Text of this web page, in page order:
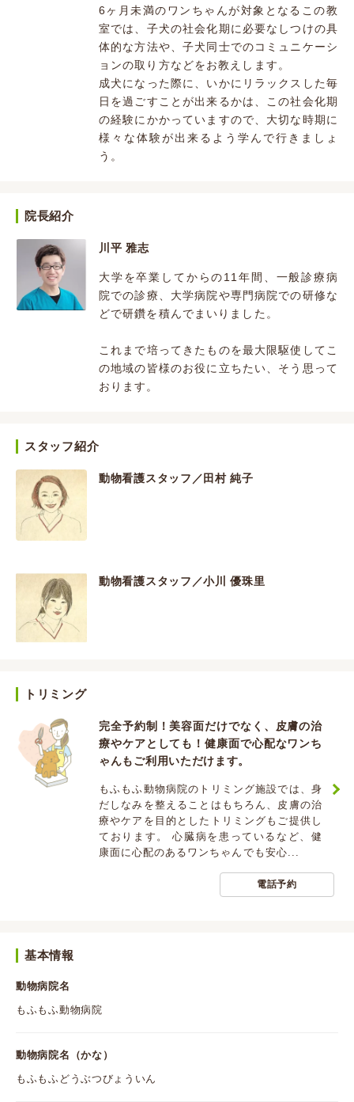
6ヶ月未満のワンちゃんが対象となるこの教
室では、子犬の社会化期に必要なしつけの具
体的な方法や、子犬同士でのコミュニケーシ
ョンの取り方などをお教えします。
成犬になった際に、いかにリラックスした毎
日を過ごすことが出来るかは、この社会化期
の経験にかかっていますので、大切な時期に
様々な体験が出来るよう学んで行きましょ
う。
院長紹介
川平 雅志
大学を卒業してからの11年間、一般診療病
院での診療、大学病院や専門病院での研修な
どで研鑽を積んでまいりました。
これまで培ってきたものを最大限駆使してこ
の地域の皆様のお役に立ちたい、そう思って
おります。
スタッフ紹介
動物看護スタッフ／田村 純子
動物看護スタッフ／小川 優珠里
トリミング
完全予約制！美容面だけでなく、皮膚の治
療やケアとしても！健康面で心配なワンち
ゃんもご利用いただけます。
もふもふ動物病院のトリミング施設では、身
だしなみを整えることはもちろん、皮膚の治
療やケアを目的としたトリミングもご提供し
ております。 心臓病を患っているなど、健
康面に心配のあるワンちゃんでも安心...
電話予約
基本情報
動物病院名
もふもふ動物病院
動物病院名（かな）
もふもふどうぶつびょういん